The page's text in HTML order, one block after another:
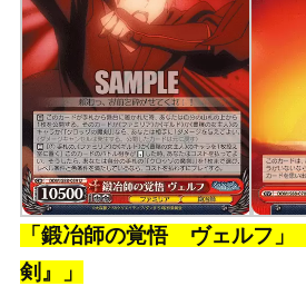
「鍛冶師の覚悟 ヴェルフ」
剣』」